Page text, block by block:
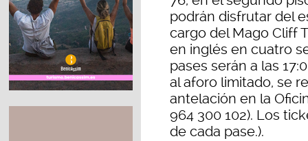
podrán disfrutar del
cargo del Mago Cliff
en inglés en cuatro
pases serán a las
al aforo limitado, se
antelación en la
964 300 102). Los
de cada pase.).